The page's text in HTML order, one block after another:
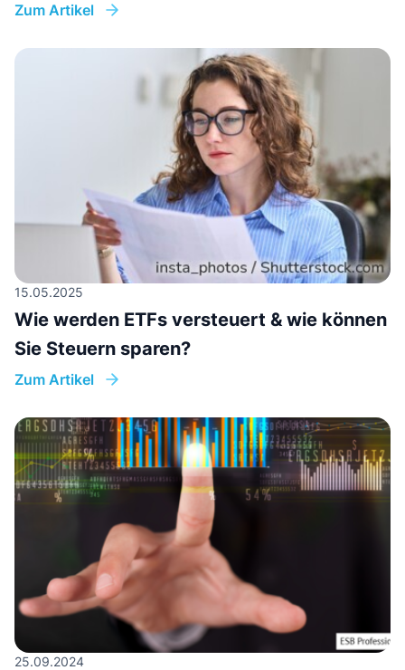
Zum Artikel
15.05.2025
Wie werden ETFs versteuert & wie können
Sie Steuern sparen?
Zum Artikel
25.09.2024